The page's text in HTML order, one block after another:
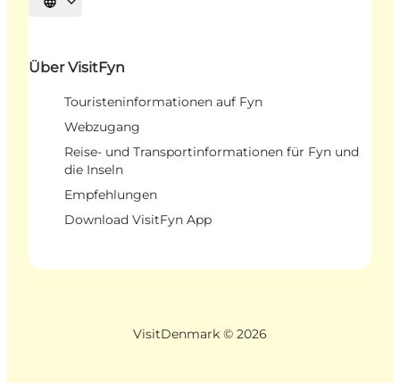
Sprache auswählen
Über VisitFyn
Touristeninformationen auf Fyn
Webzugang
Reise- und Transportinformationen für Fyn und
die Inseln
Empfehlungen
Download VisitFyn App
VisitDenmark © 2026